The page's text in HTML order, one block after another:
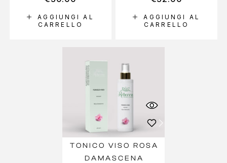
AGGIUNGI AL
CARRELLO
AGGIUNGI AL
CARRELLO
TONICO VISO ROSA
DAMASCENA